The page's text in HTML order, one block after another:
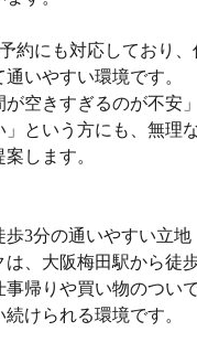
約にも対応しており、
いやすい環境です。
が空きすぎるのが不安
」という方にも、無理
します。
歩3分の通いやすい立地
は、大阪梅田駅から徒
事帰りや買い物のつい
けられる環境です。